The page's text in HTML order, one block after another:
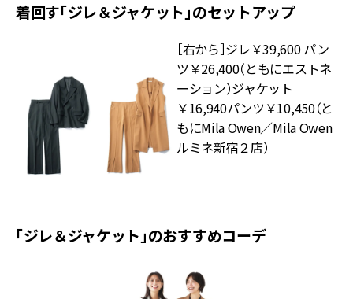
着回す「ジレ＆ジャケット」のセットアップ
［右から］ジレ￥39,600 パン
ツ￥26,400（ともにエストネ
ーション）ジャケット
￥16,940パンツ￥10,450（と
もにMila Owen／Mila Owen
ルミネ新宿２店）
「ジレ＆ジャケット」のおすすめコーデ